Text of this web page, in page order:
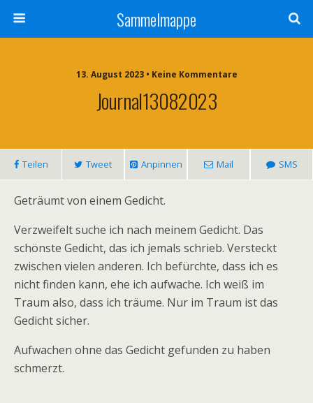
Sammelmappe
13. August 2023 • Keine Kommentare
Journal13082023
Teilen Tweet Anpinnen Mail SMS
Geträumt von einem Gedicht.
Verzweifelt suche ich nach meinem Gedicht. Das
schönste Gedicht, das ich jemals schrieb. Versteckt
zwischen vielen anderen. Ich befürchte, dass ich es
nicht finden kann, ehe ich aufwache. Ich weiß im
Traum also, dass ich träume. Nur im Traum ist das
Gedicht sicher.
Aufwachen ohne das Gedicht gefunden zu haben
schmerzt.